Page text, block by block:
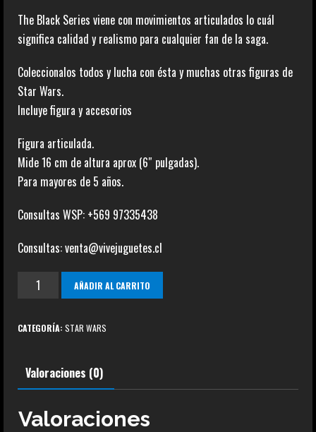
The Black Series viene con movimientos articulados lo cuál
significa calidad y realismo para cualquier fan de la saga.
Coleccionalos todos y lucha con ésta y muchas otras figuras de
Star Wars.
Incluye figura y accesorios
Figura articulada.
Mide 16 cm de altura aprox (6″ pulgadas).
Para mayores de 5 años.
Consultas WSP: +569 97335438
Consultas: venta@vivejuguetes.cl
General
Calrissian
The
Series
cantidad
AÑADIR AL CARRITO
CATEGORÍA: STAR WARS
Valoraciones (0)
Valoraciones